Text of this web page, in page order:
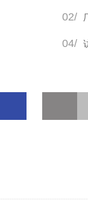
02/
04/